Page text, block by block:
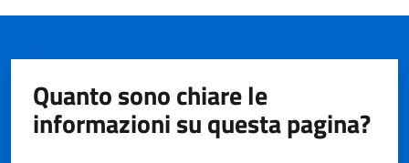
Quanto sono chiare le
informazioni su questa pagina?